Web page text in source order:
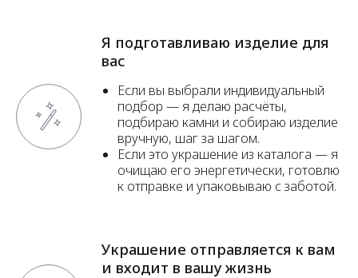
Я подготавливаю изделие для
вас
Если вы выбрали индивидуальный
подбор — я делаю расчёты,
подбираю камни и собираю изделие
вручную, шаг за шагом.
Если это украшение из каталога — я
очищаю его энергетически, готовлю
к отправке и упаковываю с заботой.
Украшение отправляется к вам
и входит в вашу жизнь